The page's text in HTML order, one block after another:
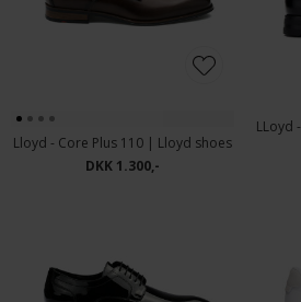
Lloyd - Core Plus 110 | Lloyd shoes
DKK 1.300,-